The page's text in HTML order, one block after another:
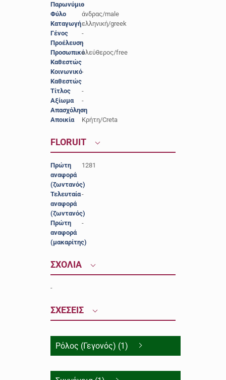
Παρωνύμιο
-
Φύλο
άνδρας/male
Καταγωγήελληνική/greek
Γένος
-
Προέλευση-
Προσωπικό
Καθεστώς
ελεύθερος/free
Κοινωνικό
Καθεστώς
-
Τίτλος
-
Αξίωμα
-
Απασχόληση
-
Αποικία
Κρήτη/Creta
FLORUIT
Πρώτη
αναφορά
(ζωντανός)
1281
Τελευταία
αναφορά
(ζωντανός)
-
Πρώτη
αναφορά
(μακαρίτης)
-
ΣΧΟΛΙΑ
-
ΣΧΕΣΕΙΣ
Ρόλος (Γεγονός) (1)